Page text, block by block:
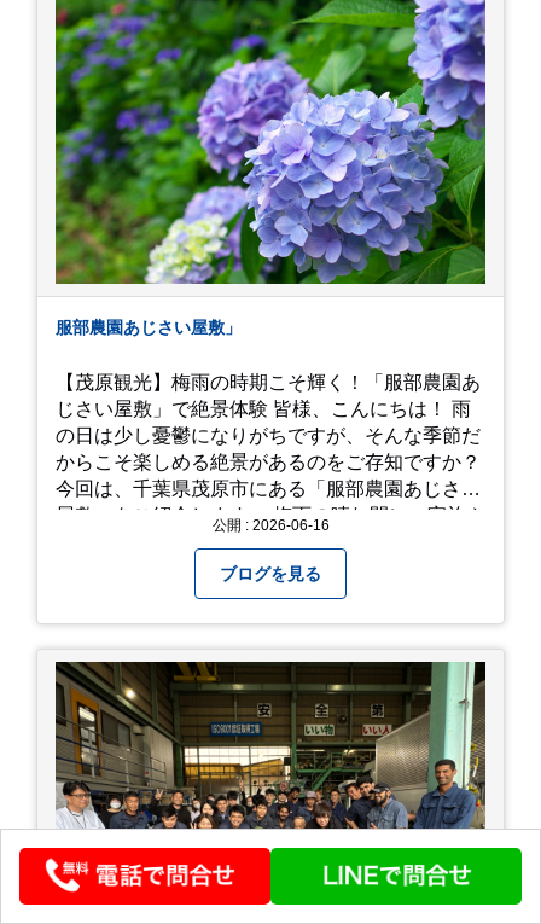
お昼を食べてお勧めという「玉子焼おざわ」のだ
し巻き卵はとてもおいしかったです。 鶴岡八幡宮
のハスは時期が早かったですが、来月は見事だろ
うなぁ。 それでは、皆さん、梅雨冷えの日もござ
いますが、お元気でお過ごし下さい。
服部農園あじさい屋敷」
【茂原観光】梅雨の時期こそ輝く！「服部農園あ
じさい屋敷」で絶景体験 皆様、こんにちは！ 雨
の日は少し憂鬱になりがちですが、そんな季節だ
からこそ楽しめる絶景があるのをご存知ですか？
今回は、千葉県茂原市にある「服部農園あじさい
屋敷」をご紹介します。 梅雨の晴れ間に、家族や
め尽くす「あじさい」 服部農園あじさい屋敷の魅
力は、なんといってもそのスケール感。約18,000
平方メートルの広大な敷地に、なんと250種類以
上・約20,000株ものアジサイが植えられていま
す。 山肌を埋め尽くすように咲き誇るブルー、ピ
ンク、紫のアジサイは圧巻の一言。 歩道が整備さ
れているので、アジサイの中に囲まれるような感
覚で散策を楽しめます。 写真好きにはたまらない
「フォトジェニック」な景色 あじさい屋敷は、ど
こを切り取っても絵になる場所ばかり。 高い場所
からの眺望: 敷地が高い位置にあるため、あじさ
い越しに広がる茂原の景色を一望できます。 小道
公開 : 2026-06-16
ブログを見る